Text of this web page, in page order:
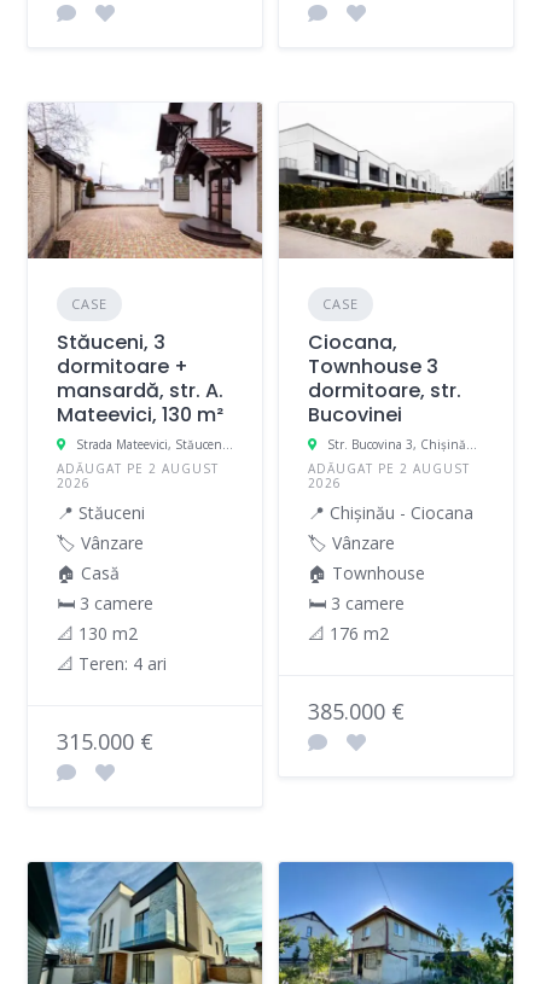
CASE
Stăuceni, 3
dormitoare +
mansardă, str. A.
Mateevici, 130 m²
Strada Mateevici, Stăuceni, Moldova
ADĂUGAT PE 2 AUGUST
2026
📍 Stăuceni
🏷️ Vânzare
🏠 Casă
🛏 3 camere
📐 130 m2
📐 Teren: 4 ari
315.000 €
CASE
Ciocana,
Townhouse 3
dormitoare, str.
Bucovinei
Str. Bucovina 3, Chișinău, Moldova
ADĂUGAT PE 2 AUGUST
2026
📍 Chișinău - Ciocana
🏷️ Vânzare
🏠 Townhouse
🛏 3 camere
📐 176 m2
385.000 €